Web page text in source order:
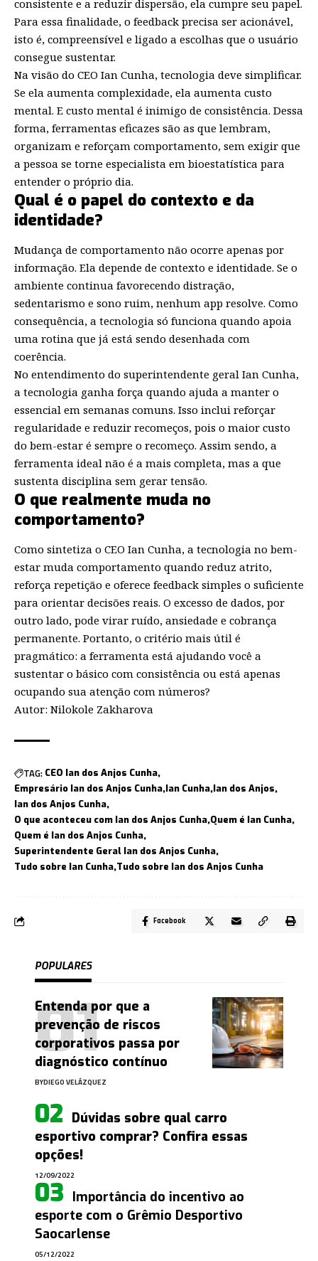
consistente e a reduzir dispersão, ela cumpre seu papel.
Para essa finalidade, o feedback precisa ser acionável,
isto é, compreensível e ligado a escolhas que o usuário
consegue sustentar.
Na visão do CEO Ian Cunha, tecnologia deve simplificar.
Se ela aumenta complexidade, ela aumenta custo
mental. E custo mental é inimigo de consistência. Dessa
forma, ferramentas eficazes são as que lembram,
organizam e reforçam comportamento, sem exigir que
a pessoa se torne especialista em bioestatística para
entender o próprio dia.
Qual é o papel do contexto e da
identidade?
Mudança de comportamento não ocorre apenas por
informação. Ela depende de contexto e identidade. Se o
ambiente continua favorecendo distração,
sedentarismo e sono ruim, nenhum app resolve. Como
consequência, a tecnologia só funciona quando apoia
uma rotina que já está sendo desenhada com
coerência.
No entendimento do superintendente geral Ian Cunha,
a tecnologia ganha força quando ajuda a manter o
essencial em semanas comuns. Isso inclui reforçar
regularidade e reduzir recomeços, pois o maior custo
do bem-estar é sempre o recomeço. Assim sendo, a
ferramenta ideal não é a mais completa, mas a que
sustenta disciplina sem gerar tensão.
O que realmente muda no
comportamento?
Como sintetiza o CEO Ian Cunha, a tecnologia no bem-
estar muda comportamento quando reduz atrito,
reforça repetição e oferece feedback simples o suficiente
para orientar decisões reais. O excesso de dados, por
outro lado, pode virar ruído, ansiedade e cobrança
permanente. Portanto, o critério mais útil é
pragmático: a ferramenta está ajudando você a
sustentar o básico com consistência ou está apenas
ocupando sua atenção com números?
Autor: Nilokole Zakharova
TAG: CEO Ian dos Anjos Cunha
Empresário Ian dos Anjos Cunha Ian Cunha Ian dos Anjos
Ian dos Anjos Cunha
O que aconteceu com Ian dos Anjos Cunha Quem é Ian Cunha
Quem é Ian dos Anjos Cunha
Superintendente Geral Ian dos Anjos Cunha
Tudo sobre Ian Cunha Tudo sobre Ian dos Anjos Cunha
Facebook
POPULARES
Entenda por que a
prevenção de riscos
corporativos passa por
diagnóstico contínuo
BYDIEGO VELÁZQUEZ
Dúvidas sobre qual carro
esportivo comprar? Confira essas
opções!
12/09/2022
Importância do incentivo ao
esporte com o Grêmio Desportivo
Saocarlense
05/12/2022